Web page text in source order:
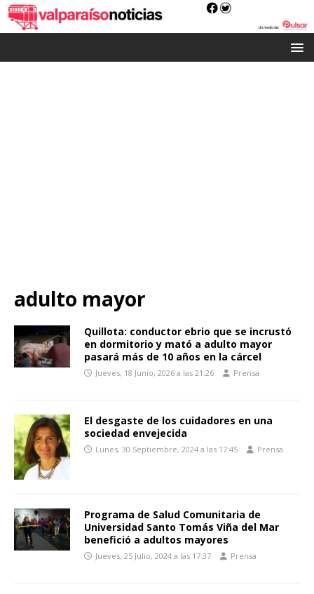
adulto mayor
Quillota: conductor ebrio que se incrustó
en dormitorio y mató a adulto mayor
pasará más de 10 años en la cárcel
Jueves, 18 Junio, 2026 a las 21:26 Prensa
El desgaste de los cuidadores en una
sociedad envejecida
Lunes, 30 Septiembre, 2024 a las 17:45 Prensa
Programa de Salud Comunitaria de
Universidad Santo Tomás Viña del Mar
benefició a adultos mayores
Jueves, 25 Julio, 2024 a las 17:37 Prensa